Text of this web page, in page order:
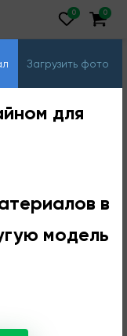
Загрузить фото
для
в
модель